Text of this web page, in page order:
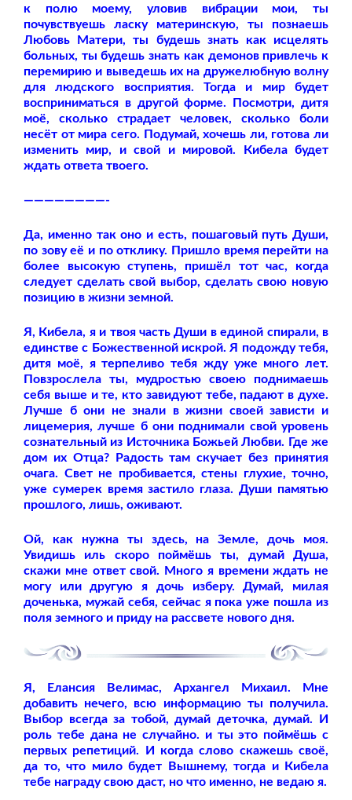
к полю моему, уловив вибрации мои, ты
почувствуешь ласку материнскую, ты познаешь
Любовь Матери, ты будешь знать как исцелять
больных, ты будешь знать как демонов привлечь к
перемирию и выведешь их на дружелюбную волну
для людского восприятия. Тогда и мир будет
восприниматься в другой форме. Посмотри, дитя
моё, сколько страдает человек, сколько боли
несёт от мира сего. Подумай, хочешь ли, готова ли
изменить мир, и свой и мировой. Кибела будет
ждать ответа твоего.
————————-
Да, именно так оно и есть, пошаговый путь Души,
по зову её и по отклику. Пришло время перейти на
более высокую ступень, пришёл тот час, когда
следует сделать свой выбор, сделать свою новую
позицию в жизни земной.
Я, Кибела, я и твоя часть Души в единой спирали, в
единстве с Божественной искрой. Я подожду тебя,
дитя моё, я терпеливо тебя жду уже много лет.
Повзрослела ты, мудростью своею поднимаешь
себя выше и те, кто завидуют тебе, падают в духе.
Лучше б они не знали в жизни своей зависти и
лицемерия, лучше б они поднимали свой уровень
сознательный из Источника Божьей Любви. Где же
дом их Отца? Радость там скучает без принятия
очага. Свет не пробивается, стены глухие, точно,
уже сумерек время застило глаза. Души памятью
прошлого, лишь, оживают.
Ой, как нужна ты здесь, на Земле, дочь моя.
Увидишь иль скоро поймёшь ты, думай Душа,
скажи мне ответ свой. Много я времени ждать не
могу или другую я дочь изберу. Думай, милая
доченька, мужай себя, сейчас я пока уже пошла из
поля земного и приду на рассвете нового дня.
Я, Елансия Велимас, Архангел Михаил. Мне
добавить нечего, всю информацию ты получила.
Выбор всегда за тобой, думай деточка, думай. И
роль тебе дана не случайно. и ты это поймёшь с
первых репетиций. И когда слово скажешь своё,
да то, что мило будет Вышнему, тогда и Кибела
тебе награду свою даст, но что именно, не ведаю я.